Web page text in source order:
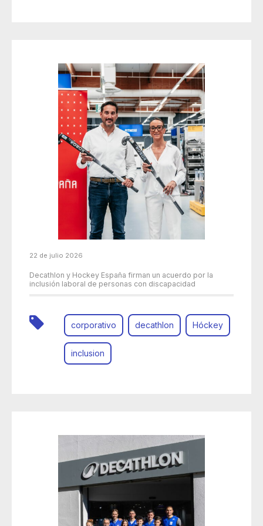
22 de julio 2026
Decathlon y Hockey España firman un acuerdo por la
inclusión laboral de personas con discapacidad
corporativo decathlon Hóckey
inclusion